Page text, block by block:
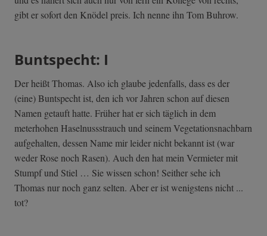
gibt er sofort den Knödel preis. Ich nenne ihn Tom Buhrow.
Buntspecht: I
Der heißt Thomas. Also ich glaube jedenfalls, dass es der
(eine) Buntspecht ist, den ich vor Jahren schon auf diesen
Namen getauft hatte. Früher hat er sich täglich in dem
meterhohen Haselnussstrauch und seinem Vegetationsnachbarn
aufgehalten, dessen Name mir leider nicht bekannt ist (war
weder Rose noch Rasen). Auch den hat mein Vermieter mit
Stumpf und Stiel … Sie wissen schon! Seither sehe ich
Thomas nur noch ganz selten. Aber er ist wenigstens nicht ...
tot?